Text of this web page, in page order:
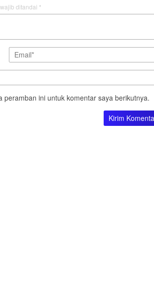
ditandai *
ini untuk komentar saya berikutnya.